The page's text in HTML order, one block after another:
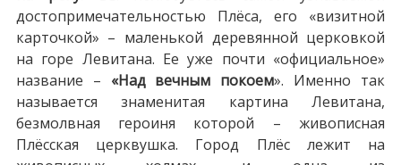
достопримечательностью Плёса, его «визитной
карточкой» – маленькой деревянной церковкой
на горе Левитана. Ее уже почти «официальное»
название – «Над вечным покоем». Именно так
называется знаменитая картина Левитана,
безмолвная героиня которой – живописная
Плёсская церквушка. Город Плёс лежит на